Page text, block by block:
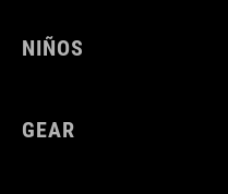
NIÑOS
GEAR